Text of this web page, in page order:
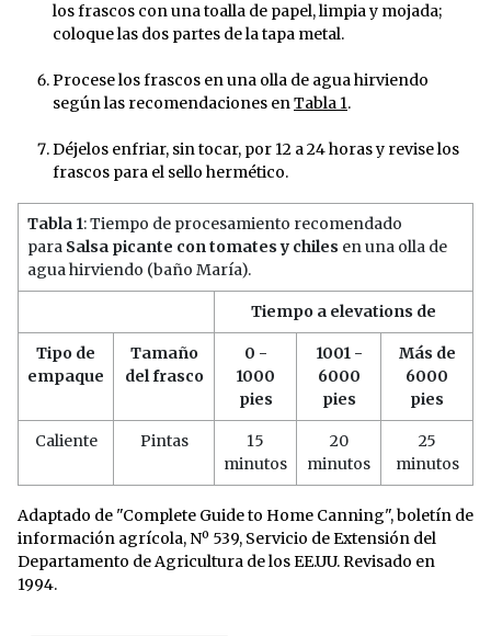
los frascos con una toalla de papel, limpia y mojada;
coloque las dos partes de la tapa metal.
Procese los frascos en una olla de agua hirviendo
según las recomendaciones enTabla 1.
Déjelos enfriar, sin tocar, por 12 a 24 horas y revise los
frascos para el sello hermético.
Tabla 1: Tiempo de procesamiento recomendado
para Salsa picante con tomates y chiles en una olla de
agua hirviendo (baño María).
Tiempo a elevations de
Tipo de
empaque
Tamaño
del frasco
0 -
1000
pies
1001 -
6000
pies
Más de
6000
pies
Caliente Pintas
15
minutos
20
minutos
25
minutos
Adaptado de "Complete Guide to Home Canning", boletín de
información agrícola, Nº 539, Servicio de Extensión del
Departamento de Agricultura de los EE.UU. Revisado en
1994.